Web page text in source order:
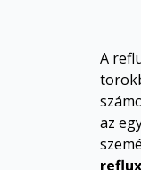
A
az